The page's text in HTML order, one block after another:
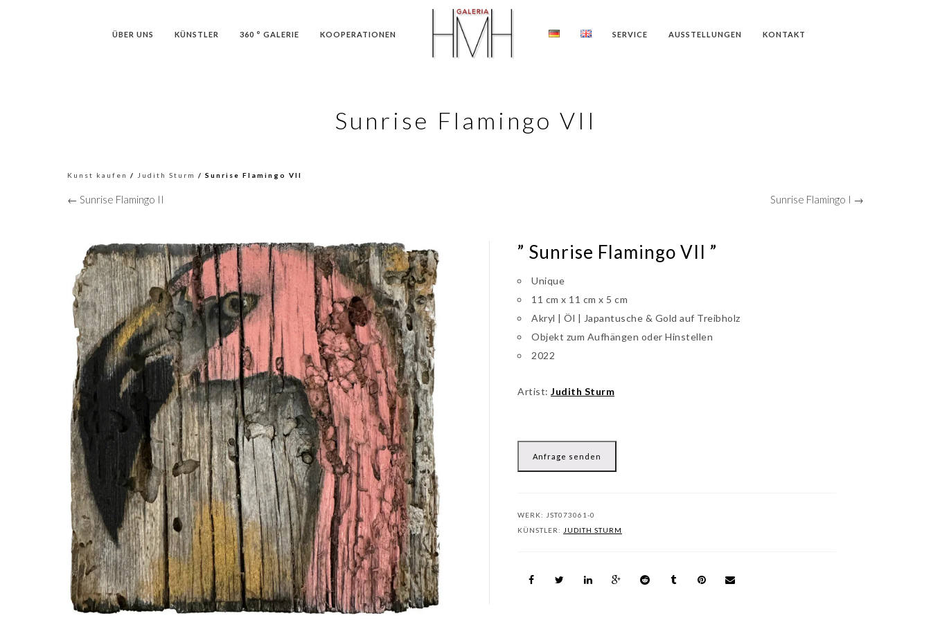
ÜBER UNS KÜNSTLER 360 ° GALERIE KOOPERATIONEN SERVICE AUSSTELLUNGEN KONTAKT
Sunrise Flamingo VII
Kunst kaufen / Judith Sturm / Sunrise Flamingo VII
← Sunrise Flamingo II Sunrise Flamingo I →
” Sunrise Flamingo VII ”
Unique
11 cm x 11 cm x 5 cm
Akryl | Öl | Japantusche & Gold auf Treibholz
Objekt zum Aufhängen oder Hinstellen
2022
Artist: Judith Sturm
Anfrage senden
WERK: JST073061-0
KÜNSTLER: JUDITH STURM